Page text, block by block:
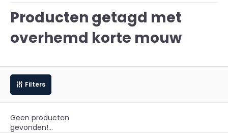
Producten getagd met
overhemd korte mouw
Filters
Geen producten
gevonden!...